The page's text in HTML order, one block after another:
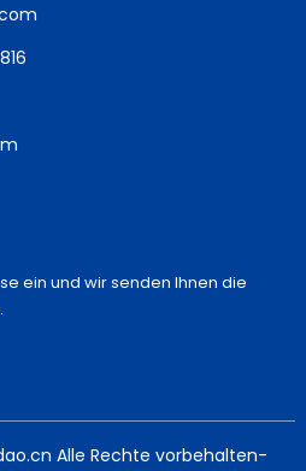
ein und wir senden Ihnen die
Alle Rechte vorbehalten-